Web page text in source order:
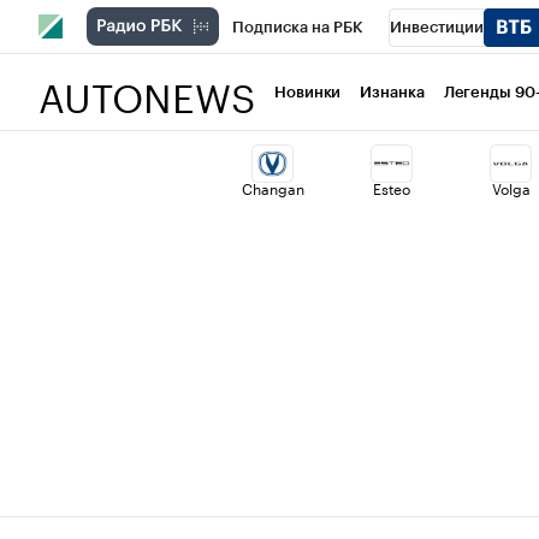
Подписка на РБК Инвестиции
Национальные проекты Город
Кредитные рейтинги Франшизы
AUTONEWS Новинки Изнанка Легенды
Changan Esteo Volga